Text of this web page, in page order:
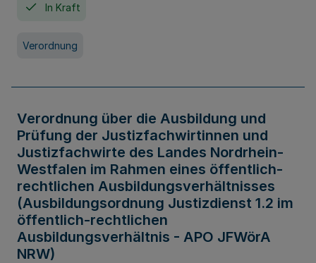
In Kraft
Verordnung
Verordnung über die Ausbildung und
Prüfung der Justizfachwirtinnen und
Justizfachwirte des Landes Nordrhein-
Westfalen im Rahmen eines öffentlich-
rechtlichen Ausbildungsverhältnisses
(Ausbildungsordnung Justizdienst 1.2 im
öffentlich-rechtlichen
Ausbildungsverhältnis - APO JFWörA
NRW)